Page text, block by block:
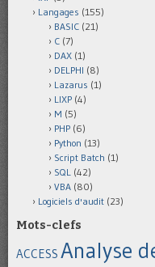
Langages (155)
BASIC (21)
C (7)
DAX (1)
DELPHI (8)
Lazarus (1)
LIXP (4)
M (5)
PHP (6)
Python (13)
Script Batch (1)
SQL (42)
VBA (80)
Logiciels d'audit (23)
Mots-clefs
ACCESS Analyse